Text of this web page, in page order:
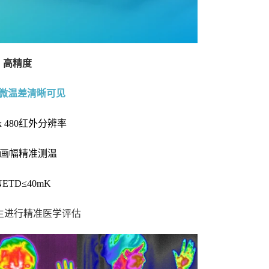
高精度
温差清晰可见
480红外分辨率
幅精准测温
进行精准医学评估